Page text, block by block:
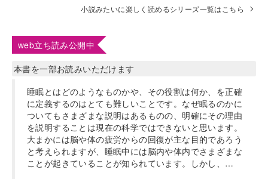
小説みたいに楽しく読めるシリーズ一覧はこちら
web立ち読み公開中
本書を一部お読みいただけます
睡眠とはどのようなものかや、その役割は何か、を正確
に定義するのはとても難しいことです。なぜ眠るのかに
ついてもさまざまな説明はあるものの、明確にその理由
を説明することは現在の科学ではできないと思います。
大まかには脳や体の疲労からの回復が主な目的であろう
と考えられますが、睡眠中には脳内や体内でさまざまな
ことが起きていることが知られています。しかし、…